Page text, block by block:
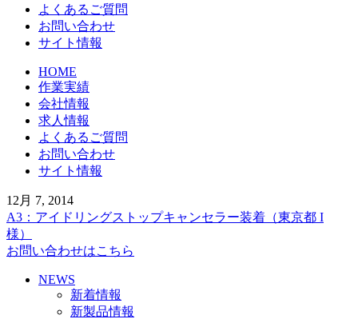
よくあるご質問
お問い合わせ
サイト情報
HOME
作業実績
会社情報
求人情報
よくあるご質問
お問い合わせ
サイト情報
12月 7, 2014
A3：アイドリングストップキャンセラー装着（東京都 I
様）
お問い合わせはこちら
NEWS
新着情報
新製品情報